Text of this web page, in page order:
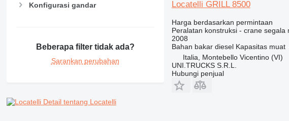
Konfigurasi gandar
Beberapa filter tidak ada?
Sarankan perubahan
Detail tentang Locatelli
Locatelli GRILL 8500
Harga berdasarkan permintaan
Peralatan konstruksi - crane segala
2008
Bahan bakar diesel Kapasitas muat
Italia, Montebello Vicentino (VI)
UNI.TRUCKS S.R.L.
Hubungi penjual